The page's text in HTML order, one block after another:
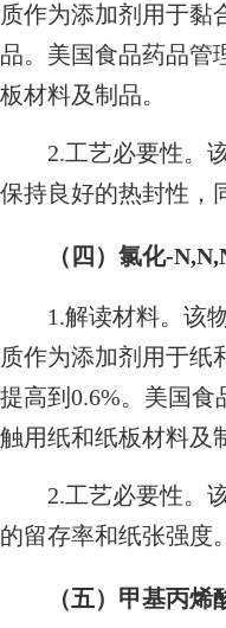
质作为添加剂用于黏
品。美国食品药品管
板材料及制品。
2.工艺必要性。该
保持良好的热封性，
（四）氯化-
1.解读材料。该物
质作为添加剂用于纸
提高到0.6%。美国
触用纸和纸板材料及
2.工艺必要性。该
的留存率和纸张强度。
（五）甲基丙